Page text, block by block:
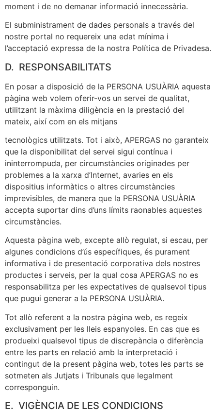
moment i de no demanar informació innecessària.
El subministrament de dades personals a través del
nostre portal no requereix una edat mínima i
l’acceptació expressa de la nostra Política de Privadesa.
D. RESPONSABILITATS
En posar a disposició de la PERSONA USUÀRIA aquesta
pàgina web volem oferir-vos un servei de qualitat,
utilitzant la màxima diligència en la prestació del
mateix, així com en els mitjans
tecnològics utilitzats. Tot i això, APERGAS no garanteix
que la disponibilitat del servei sigui contínua i
ininterrompuda, per circumstàncies originades per
problemes a la xarxa d’Internet, avaries en els
dispositius informàtics o altres circumstàncies
imprevisibles, de manera que la PERSONA USUÀRIA
accepta suportar dins d’uns límits raonables aquestes
circumstàncies.
Aquesta pàgina web, excepte allò regulat, si escau, per
algunes condicions d’ús específiques, és purament
informativa i de presentació corporativa dels nostres
productes i serveis, per la qual cosa APERGAS no es
responsabilitza per les expectatives de qualsevol tipus
que pugui generar a la PERSONA USUÀRIA.
Tot allò referent a la nostra pàgina web, es regeix
exclusivament per les lleis espanyoles. En cas que es
produeixi qualsevol tipus de discrepància o diferència
entre les parts en relació amb la interpretació i
contingut de la present pàgina web, totes les parts se
sotmeten als Jutjats i Tribunals que legalment
corresponguin.
E. VIGÈNCIA DE LES CONDICIONS